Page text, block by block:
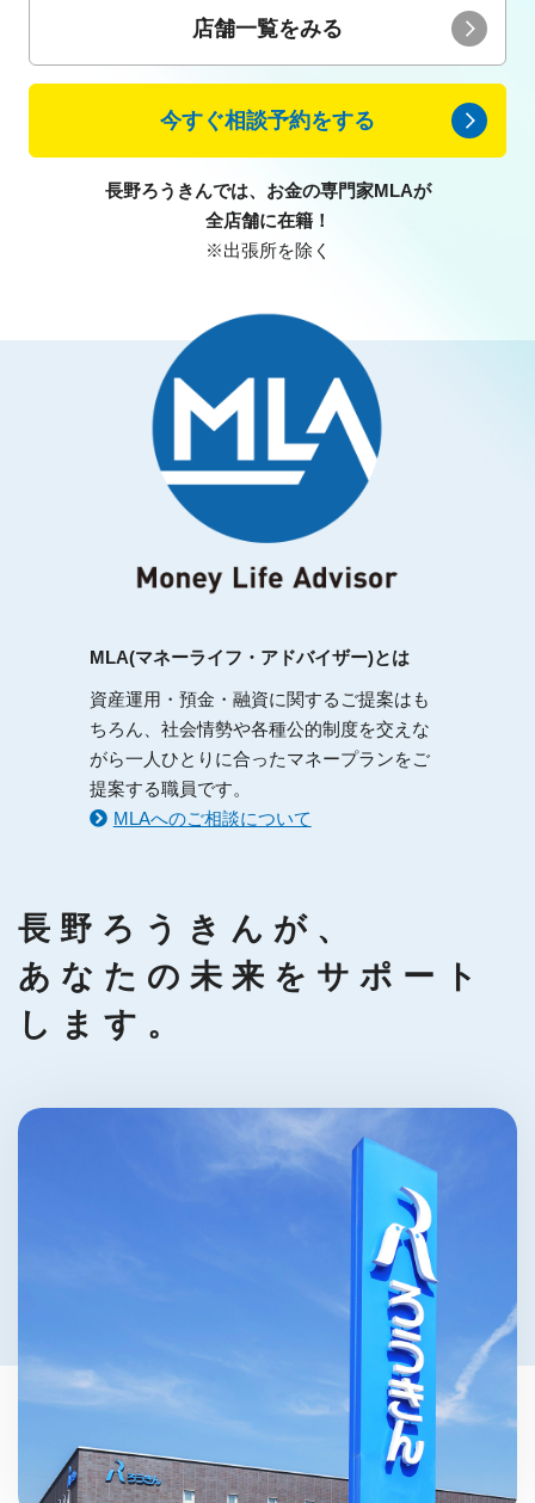
店舗一覧をみる
今すぐ相談予約をする
長野ろうきんでは、お金の専門家MLAが
全店舗に在籍！
※出張所を除く
MLA(マネーライフ・アドバイザー)とは
資産運用・預金・融資に関するご提案はも
ちろん、社会情勢や各種公的制度を交えな
がら一人ひとりに合ったマネープランをご
提案する職員です。
MLAへのご相談について
長野ろうきんが、
あなたの未来をサポート
します。